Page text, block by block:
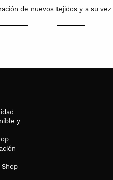
de nuevos tejidos y a su
y